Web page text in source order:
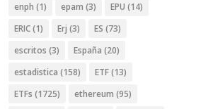
enph (1) epam (3) EPU (14)
ERIC(1) Erj (3) ES (73)
escritos (3) España (20)
estadistica (158) ETF(13)
ETFs (1725) ethereum (95)